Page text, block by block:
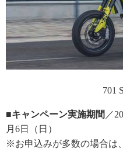
701
■キャンペーン実施期間 ／
月6日（日）
※お申込みが多数の場合は